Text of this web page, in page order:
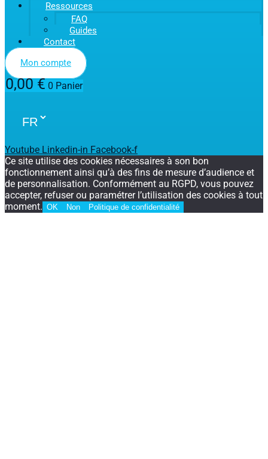
Ressources
FAQ
Guides
Contact
Mon compte
0,00€ 0 Panier
Youtube Linkedin-in Facebook-f
Ce site utilise des cookies nécessaires à son bon
fonctionnement ainsi qu’à des fins de mesure d’audience et
de personnalisation. Conformément au RGPD, vous pouvez
accepter, refuser ou paramétrer l’utilisation des cookies à tout
moment. OK Non Politique de confidentialité